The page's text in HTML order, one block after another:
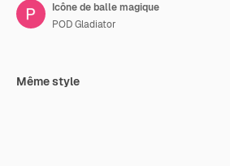
Icône de balle magique
POD Gladiator
Même style